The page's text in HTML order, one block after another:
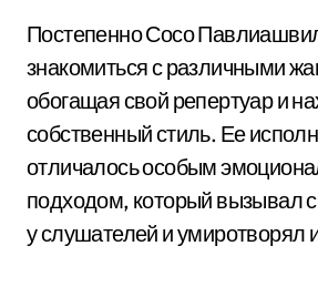
Постепенно Сосо
знакомиться с различными
обогащая свой репертуар и
собственный стиль. Ее
отличалось особым
подходом, который вызывал
у слушателей и умиротворял